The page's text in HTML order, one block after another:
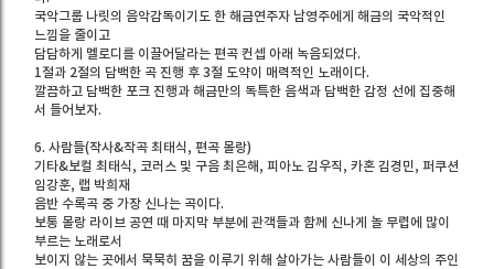
국악그룹 나릿의 음악감독이기도 한 해금연주자 남영주에게 해금의 국악적인
느낌을 줄이고
담담하게 멜로디를 이끌어달라는 편곡 컨셉 아래 녹음되었다.
1절과 2절의 담백한 곡 진행 후 3절 도약이 매력적인 노래이다.
깔끔하고 담백한 포크 진행과 해금만의 독특한 음색과 담백한 감정 선에 집중해
서 들어보자.
6. 사람들(작사&작곡 최태식, 편곡 몰랑)
기타&보컬 최태식, 코러스 및 구음 최은해, 피아노 김우직, 카혼 김경민, 퍼쿠션
임강훈, 랩 박희재
음반 수록곡 중 가장 신나는 곡이다.
보통 몰랑 라이브 공연 때 마지막 부분에 관객들과 함께 신나게 놀 무렵에 많이
부르는 노래로서
보이지 않는 곳에서 묵묵히 꿈을 이루기 위해 살아가는 사람들이 이 세상의 주인